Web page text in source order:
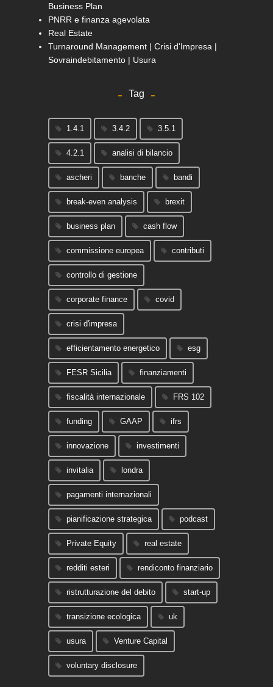
Business Plan
PNRR e finanza agevolata
Real Estate
Turnaround Management | Crisi d'Impresa |
Sovraindebitamento | Usura
Tag
1.4.1 3.4.2 3.5.1
4.2.1 analisi di bilancio
ascheri banche bandi
break-even analysis brexit
business plan cash flow
commissione europea contributi
controllo di gestione
corporate finance covid
crisi d'impresa
efficientamento energetico esg
FESR Sicilia finanziamenti
fiscalità internazionale FRS 102
funding GAAP ifrs
innovazione investimenti
invitalia londra
pagamenti internazionali
pianificazione strategica podcast
Private Equity real estate
redditi esteri rendiconto finanziario
ristrutturazione del debito start-up
transizione ecologica uk
usura Venture Capital
voluntary disclosure